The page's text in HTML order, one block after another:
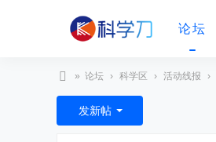
论坛
科
学
» 论坛 › 科学区 › 活动线报 ›
发新帖